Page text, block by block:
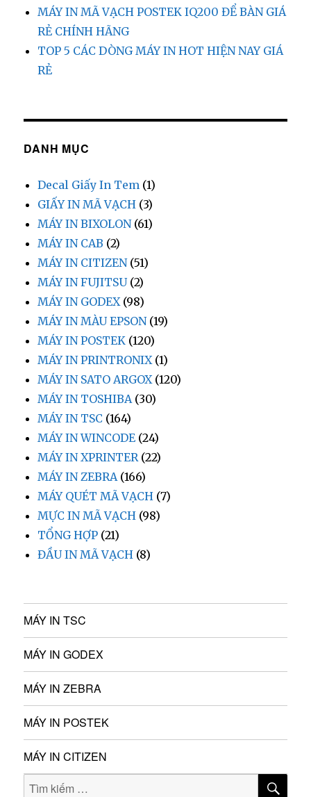
MÁY IN MÃ VẠCH POSTEK IQ200 ĐỂ BÀN GIÁ
RẺ CHÍNH HÃNG
TOP 5 CÁC DÒNG MÁY IN HOT HIỆN NAY GIÁ
RẺ
DANH MỤC
Decal Giấy In Tem (1)
GIẤY IN MÃ VẠCH (3)
MÁY IN BIXOLON(61)
MÁY IN CAB (2)
MÁY IN CITIZEN(51)
MÁY IN FUJITSU(2)
MÁY IN GODEX (98)
MÁY IN MÀU EPSON(19)
MÁY IN POSTEK (120)
MÁY IN PRINTRONIX (1)
MÁY IN SATO ARGOX (120)
MÁY IN TOSHIBA (30)
MÁY IN TSC (164)
MÁY IN WINCODE (24)
MÁY IN XPRINTER (22)
MÁY IN ZEBRA (166)
MÁY QUÉT MÃ VẠCH (7)
MỰC IN MÃ VẠCH (98)
TỔNG HỢP (21)
ĐẦU IN MÃ VẠCH (8)
MÁY IN TSC
MÁY IN GODEX
MÁY IN ZEBRA
MÁY IN POSTEK
MÁY IN CITIZEN